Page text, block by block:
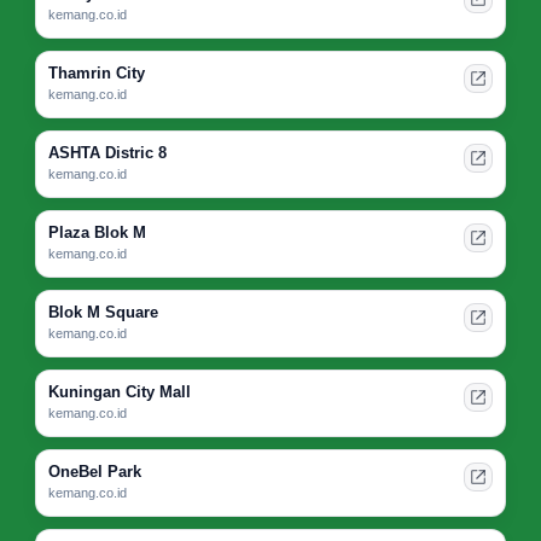
kemang.co.id
Thamrin City
kemang.co.id
ASHTA Distric 8
kemang.co.id
Plaza Blok M
kemang.co.id
Blok M Square
kemang.co.id
Kuningan City Mall
kemang.co.id
OneBel Park
kemang.co.id